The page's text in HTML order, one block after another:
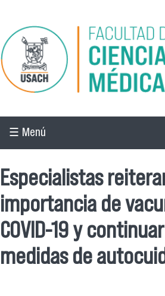
Pasar al contenido principal
☰ Menú
Especialistas
importancia de
COVID-19 y
medidas de